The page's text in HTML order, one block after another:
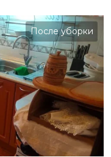
После уборки